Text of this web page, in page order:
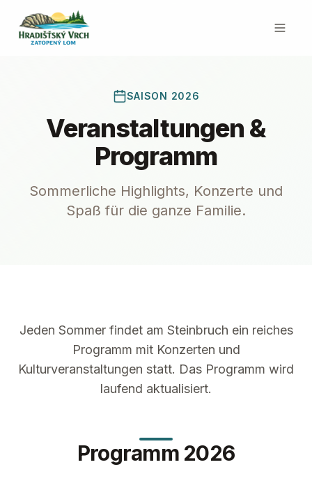
SAISON 2026
Veranstaltungen &
Programm
Sommerliche Highlights, Konzerte und
Spaß für die ganze Familie.
Jeden Sommer findet am Steinbruch ein reiches
Programm mit Konzerten und
Kulturveranstaltungen statt. Das Programm wird
laufend aktualisiert.
Programm 2026